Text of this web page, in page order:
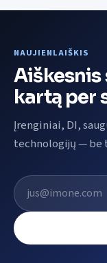
NAUJIENLAIŠKIS
Aiškesnis
kartą per
Įrenginiai, DI,
technologijų — be
El. pašto adresas